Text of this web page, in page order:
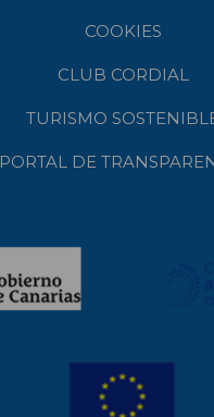
COOKIES
CLUB CORDIAL
TURISMO
PORTAL DE